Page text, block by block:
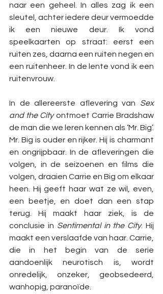
naar een geheel. In alles zag ik een
sleutel, achter iedere deur vermoedde
ik een nieuwe deur. Ik vond
speelkaarten op straat: eerst een
ruiten zes, daarna een ruiten negen en
een ruitenheer. In de lente vond ik een
ruitenvrouw.
In de allereerste aflevering van Sex
and the City ontmoet Carrie Bradshaw
de man die we leren kennen als ‘Mr. Big’.
Mr. Big is ouder en rijker. Hij is charmant
en ongrijpbaar. In de afleveringen die
volgen, in de seizoenen en films die
volgen, draaien Carrie en Big om elkaar
heen. Hij geeft haar wat ze wil, even,
een beetje, en doet dan een stap
terug. Hij maakt haar ziek, is de
conclusie in Sentimental in the City. Hij
maakt een verslaafde van haar. Carrie,
die in het begin van de serie
aandoenlijk
neurotisch is, wordt
onredelijk, onzeker, geobsedeerd,
wanhopig, paranoïde.